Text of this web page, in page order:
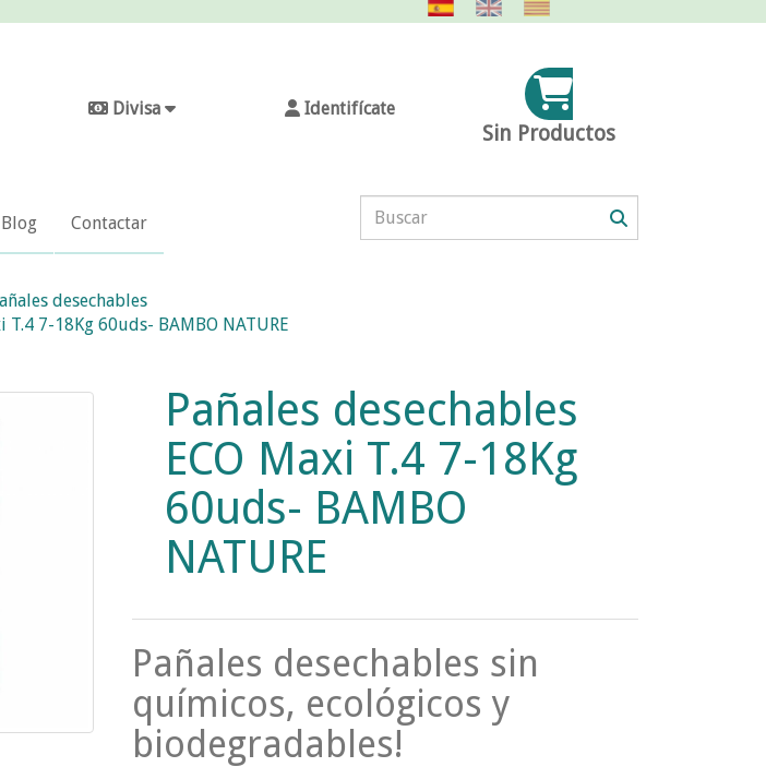
Divisa Identifícate
Sin Productos
Blog Contactar
desechables
T.4 7-18Kg 60uds- BAMBO NATURE
Pañales desechables
ECO Maxi T.4 7-18Kg
60uds- BAMBO
NATURE
Pañales desechables sin
químicos, ecológicos y
biodegradables!